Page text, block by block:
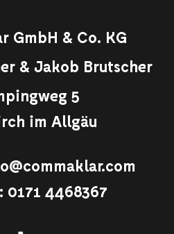
GmbH & Co. KG
& Jakob Brutscher
5
im Allgäu
0171 4468367